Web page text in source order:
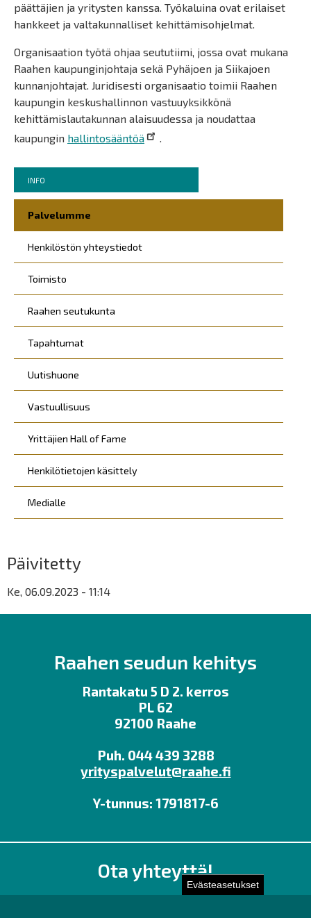
Evästeasetukset
Murupolku
You
are
here:
INFO
Päävalikko
Palvelumme
Henkilöstön yhteystiedot
Toimisto
Raahen seutukunta
Tapahtumat
Uutishuone
Vastuullisuus
Yrittäjien Hall of Fame
Henkilötietojen käsittely
Medialle
päättäjien ja yritysten kanssa. Työkaluina ovat erilaiset
hankkeet ja valtakunnalliset kehittämisohjelmat.
Organisaation työtä ohjaa seututiimi, jossa ovat mukana
Raahen kaupunginjohtaja sekä Pyhäjoen ja Siikajoen
kunnanjohtajat. Juridisesti organisaatio toimii Raahen
kaupungin keskushallinnon vastuuyksikkönä
kehittämislautakunnan alaisuudessa ja noudattaa
kaupungin hallintosääntöä .
Päivitetty
Ke, 06.09.2023 - 11:14
Raahen seudun kehitys
Rantakatu 5 D 2. kerros
PL 62
92100 Raahe
Puh. 044 439 3288
yrityspalvelut@raahe.fi
Y-tunnus: 1791817-6
Ota yhteyttä!
Toimisto